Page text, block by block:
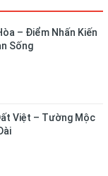
– Điểm Nhấn Kiến
Sống
Việt – Tường Mộc